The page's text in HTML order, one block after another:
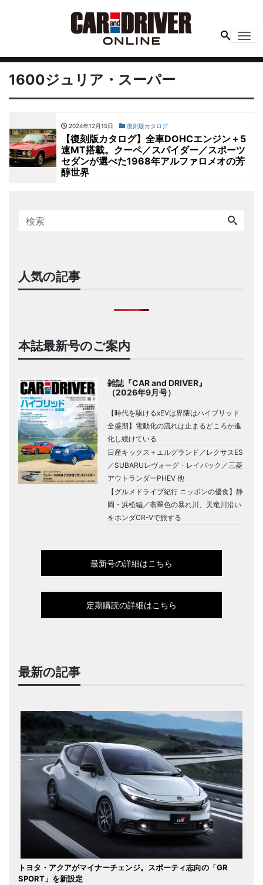
1600ジュリア・スーパー
2024年12月15日 復刻版カタログ
【復刻版カタログ】全車DOHCエンジン＋5
速MT搭載。クーペ／スパイダー／スポーツ
セダンが選べた1968年アルファロメオの芳
醇世界
人気の記事
本誌最新号のご案内
雑誌『CAR and DRIVER』
（2026年9月号）
【時代を駆けるxEVは界隈はハイブリッド
全盛期】電動化の流れは止まるどころか進
化し続けている
日産キックス＋エルグランド／レクサスES
／SUBARUレヴォーグ・レイバック／三菱
アウトランダーPHEV 他
【グルメドライブ紀行 ニッポンの優食】静
岡・浜松編／翡翠色の暴れ川、天竜川沿い
をホンダCR-Vで旅する
最新号の詳細はこちら
定期購読の詳細はこちら
最新の記事
トヨタ・アクアがマイナーチェンジ。スポーティ志向の「GR
SPORT」を新設定